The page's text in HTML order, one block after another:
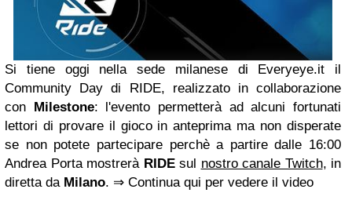
Si tiene oggi nella sede milanese di Everyeye.it il
Community Day di RIDE, realizzato in collaborazione
con Milestone: l'evento permetterà ad alcuni fortunati
lettori di provare il gioco in anteprima ma non disperate
se non potete partecipare perchè a partire dalle 16:00
Andrea Porta mostrerà RIDEsul nostro canale Twitch, in
diretta da Milano. ⇒ Continua qui per vedere il video